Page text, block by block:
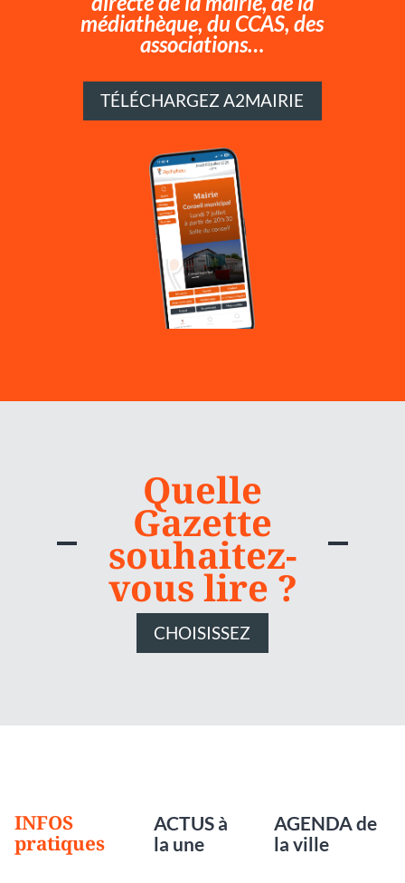
médiathèque, du CCAS, des
associations…
TÉLÉCHARGEZ A2MAIRIE
Quelle
Gazette
souhaitez-
vous lire ?
CHOISISSEZ
INFOS
pratiques
ACTUS à
la une
AGENDA de
la ville